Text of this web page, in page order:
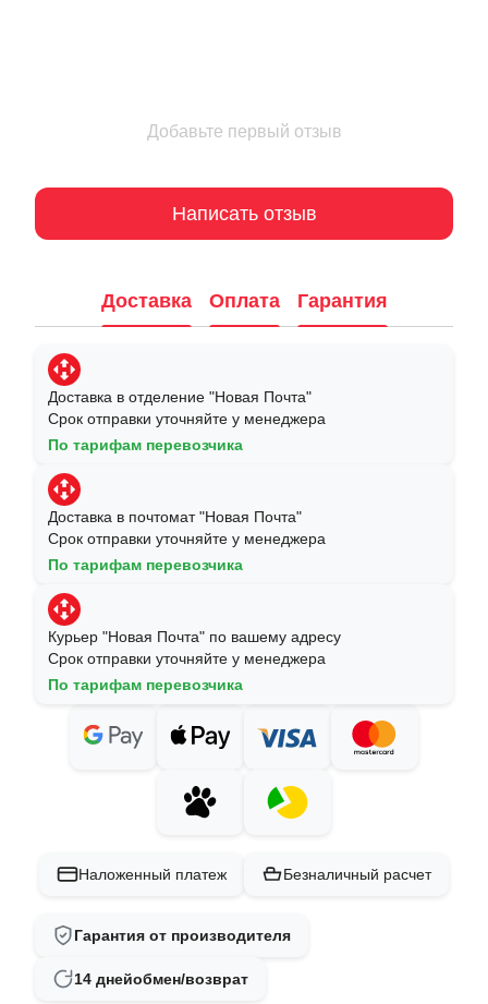
Добавьте первый отзыв
Написать отзыв
Доставка Оплата Гарантия
Доставка в отделение "Новая Почта"
Срок отправки уточняйте у менеджера
По тарифам перевозчика
Доставка в почтомат "Новая Почта"
Срок отправки уточняйте у менеджера
По тарифам перевозчика
Курьер "Новая Почта" по вашему адресу
Срок отправки уточняйте у менеджера
По тарифам перевозчика
Наложенный платеж Безналичный расчет
Гарантия от производителя
14 днейобмен/возврат